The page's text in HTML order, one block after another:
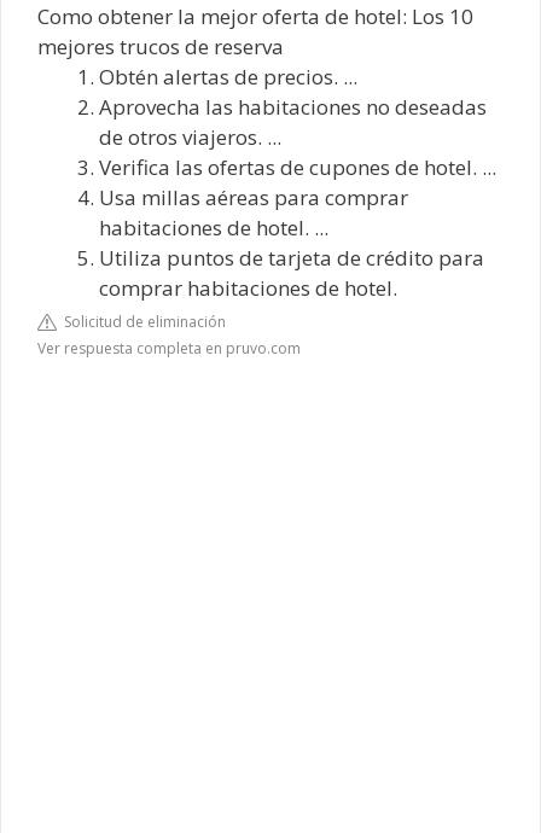
Como obtener la mejor oferta de hotel: Los 10
mejores trucos de reserva
Obtén alertas de precios. ...
Aprovecha las habitaciones no deseadas
de otros viajeros. ...
Verifica las ofertas de cupones de hotel. ...
Usa millas aéreas para comprar
habitaciones de hotel. ...
Utiliza puntos de tarjeta de crédito para
comprar habitaciones de hotel.
Solicitud de eliminación
Ver respuesta completa en pruvo.com